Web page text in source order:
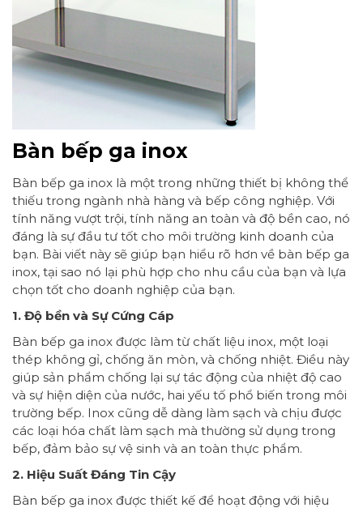
Bàn bếp ga inox
Bàn bếp ga inox là một trong những thiết bị không thể
thiếu trong ngành nhà hàng và bếp công nghiệp. Với
tính năng vượt trội, tính năng an toàn và độ bền cao, nó
đáng là sự đầu tư tốt cho môi trường kinh doanh của
bạn. Bài viết này sẽ giúp bạn hiểu rõ hơn về bàn bếp ga
inox, tại sao nó lại phù hợp cho nhu cầu của bạn và lựa
chọn tốt cho doanh nghiệp của bạn.
1. Độ bền và Sự Cứng Cáp
Bàn bếp ga inox được làm từ chất liệu inox, một loại
thép không gỉ, chống ăn mòn, và chống nhiệt. Điều này
giúp sản phẩm chống lại sự tác động của nhiệt độ cao
và sự hiện diện của nước, hai yếu tố phổ biến trong môi
trường bếp. Inox cũng dễ dàng làm sạch và chịu được
các loại hóa chất làm sạch mà thường sử dụng trong
bếp, đảm bảo sự vệ sinh và an toàn thực phẩm.
2. Hiệu Suất Đáng Tin Cậy
Bàn bếp ga inox được thiết kế để hoạt động với hiệu